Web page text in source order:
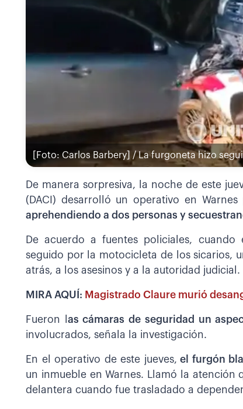
[Foto: Carlos Barbery] / La furgoneta hizo
De manera sorpresiva, la noche de este
(DACI) desarrolló un operativo en
aprehendiendo a dos personas y
De acuerdo a fuentes policiales,
seguido por la motocicleta de los sicarios,
atrás, a los asesinos y a la autoridad judicial.
MIRA AQUÍ: Magistrado Claure murió
Fueron l as cámaras de seguridad un
involucrados, señala la investigación.
En el operativo de este jueves, el furgón
un inmueble en Warnes. Llamó la
delantera cuando fue trasladado a